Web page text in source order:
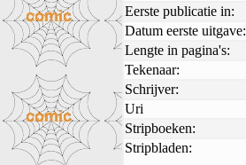
Eerste publicatie in:
Datum eerste uitgave:
Lengte in pagina's:
Tekenaar:
Schrijver:
Uri
Stripboeken:
Stripbladen: